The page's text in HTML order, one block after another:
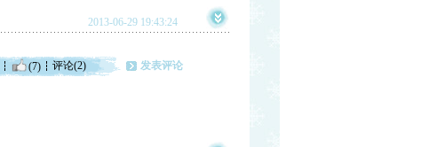
2013-06-29 19:43:24
(7) 评论(2) 发表评论